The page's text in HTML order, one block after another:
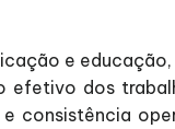
e
dos
consistência